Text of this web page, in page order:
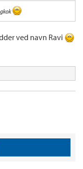
ved navn Ravi